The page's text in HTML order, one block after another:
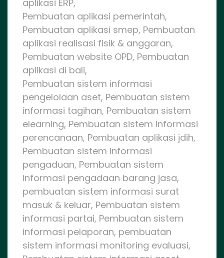
aplikasi ERP,
Pembuatan aplikasi pemerintah,
Pembuatan aplikasi smep, Pembuatan
aplikasi realisasi fisik & anggaran,
Pembuatan website OPD, Pembuatan
aplikasi di bali,
Pembuatan sistem informasi
pengelolaan aset, Pembuatan sistem
informasi tagihan, Pembuatan sistem
elearning, Pembuatan sistem informasi
perencanaan, Pembuatan aplikasi jdih,
Pembuatan sistem informasi
pengaduan, Pembuatan sistem
informasi pengadaan barang jasa,
pembuatan sistem informasi surat
masuk & keluar, Pembuatan sistem
informasi partai, Pembuatan sistem
informasi pelaporan, pembuatan
sistem informasi monitoring evaluasi,